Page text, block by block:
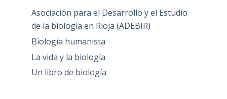
Asociación para el Desarrollo y el Estudio
de la biología en Rioja (ADEBIR)
Biología humanista
La vida y la biología
Un libro de biología